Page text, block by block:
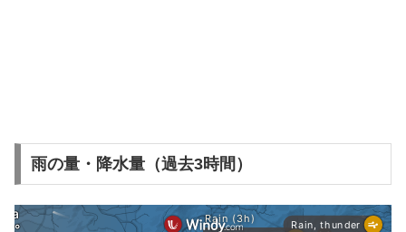
雨の量・降水量（過去3時間）